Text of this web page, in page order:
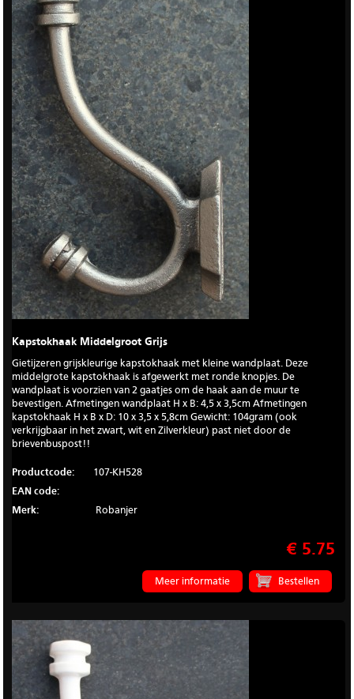
Kapstokhaak Middelgroot Grijs
Gietijzeren grijskleurige kapstokhaak met kleine wandplaat. Deze
middelgrote kapstokhaak is afgewerkt met ronde knopjes. De
wandplaat is voorzien van 2 gaatjes om de haak aan de muur te
bevestigen. Afmetingen wandplaat H x B: 4,5 x 3,5cm Afmetingen
kapstokhaak H x B x D: 10 x 3,5 x 5,8cm Gewicht: 104gram (ook
verkrijgbaar in het zwart, wit en Zilverkleur) past niet door de
brievenbuspost!!
Productcode:
107-KH528
EAN code:
Merk:
Robanjer
€ 5.75
Meer informatie